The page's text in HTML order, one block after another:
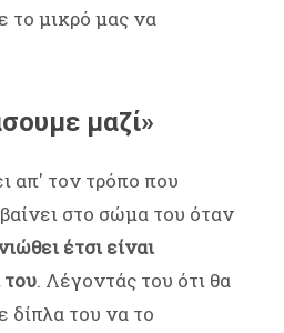
το μικρό μας να
μαζί»
απ' τον τρόπο που
στο σώμα του όταν
έτσι είναι
. Λέγοντάς του ότι θα
δίπλα του να το